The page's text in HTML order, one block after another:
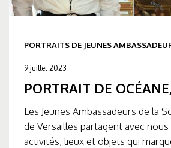
PORTRAITS DE JEUNES
9 juillet 2023
PORTRAIT DE
Les Jeunes Ambassadeurs de la
de Versailles partagent avec
activités, lieux et objets qui